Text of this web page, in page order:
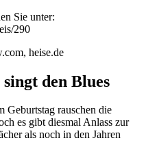
Sie unter:
290
heise.de
den Blues
rauschen die
es gibt diesmal Anlass zur
als noch in den Jahren